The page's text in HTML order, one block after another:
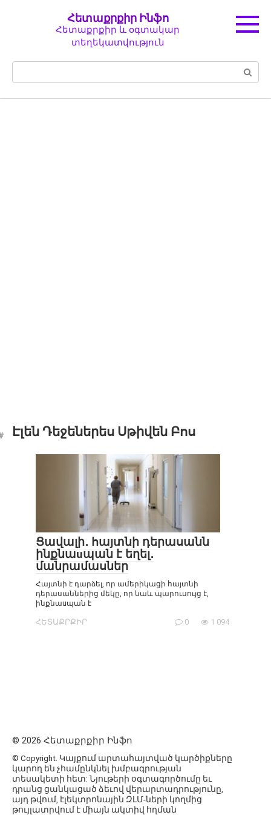
Հետաքրքիր Ինֆո
Հետաքրքիր և օգտակար
տեղեկատվություն
Էլեն Դեջեներես Սթիվեն Բոս
Ցավալի․ հայտնի դերասանն
ինքնաuպան է եղել․
մանրամասներ
Հայտնի է դարձել, որ ամերիկացի հայտնի
դերասաններից մեկը, որ նաև պարուսույց է,
ինքնաuպան է
ՀԵՏԱՔՐՔԻՐ 0 1 094
© 2026 Հետաքրքիր Ինֆո
© Copyright. Կայքում արտահայտված կարծիքները
կարող են չհամընկնել խմբագրության
տեսակետի հետ: Նյութերի օգտագործումը եւ
դրանց ցանկացած ձեւով վերարտադրությունը,
այդ թվում, էլեկտրոնային ԶԼՄ-ների կողմից
թույլատրվում է միայն ակտիվ հղման